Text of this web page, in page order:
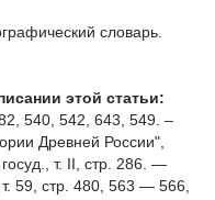
словарь.
этой статьи:
540, 542, 643, 549. –
Древней России",
т. II, стр. 286. —
59, стр. 480, 563 — 566,